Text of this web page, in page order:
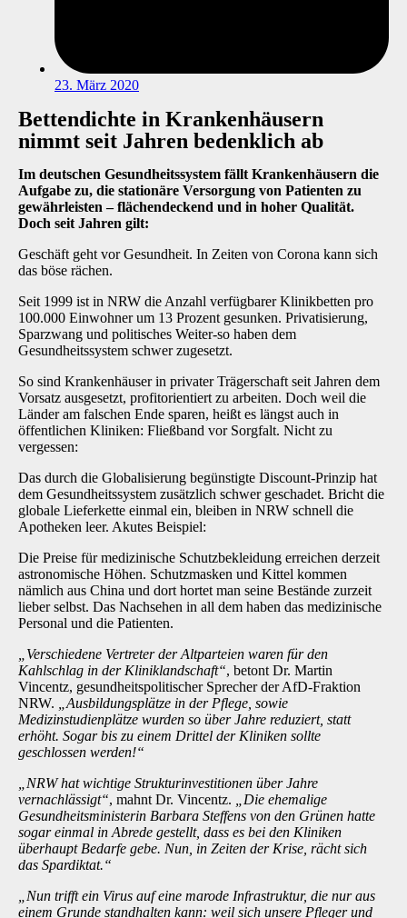
23. März 2020
Bettendichte in Krankenhäusern
nimmt seit Jahren bedenklich ab
Im deutschen Gesundheitssystem fällt Krankenhäusern die
Aufgabe zu, die stationäre Versorgung von Patienten zu
gewährleisten – flächendeckend und in hoher Qualität.
Doch seit Jahren gilt:
Geschäft geht vor Gesundheit. In Zeiten von Corona kann sich
das böse rächen.
Seit 1999 ist in NRW die Anzahl verfügbarer Klinikbetten pro
100.000 Einwohner um 13 Prozent gesunken. Privatisierung,
Sparzwang und politisches Weiter-so haben dem
Gesundheitssystem schwer zugesetzt.
So sind Krankenhäuser in privater Trägerschaft seit Jahren dem
Vorsatz ausgesetzt, profitorientiert zu arbeiten. Doch weil die
Länder am falschen Ende sparen, heißt es längst auch in
öffentlichen Kliniken: Fließband vor Sorgfalt. Nicht zu
vergessen:
Das durch die Globalisierung begünstigte Discount-Prinzip hat
dem Gesundheitssystem zusätzlich schwer geschadet. Bricht die
globale Lieferkette einmal ein, bleiben in NRW schnell die
Apotheken leer. Akutes Beispiel:
Die Preise für medizinische Schutzbekleidung erreichen derzeit
astronomische Höhen. Schutzmasken und Kittel kommen
nämlich aus China und dort hortet man seine Bestände zurzeit
lieber selbst. Das Nachsehen in all dem haben das medizinische
Personal und die Patienten.
„Verschiedene Vertreter der Altparteien waren für den
Kahlschlag in der Kliniklandschaft“, betont Dr. Martin
Vincentz, gesundheitspolitischer Sprecher der AfD-Fraktion
NRW.
„Ausbildungsplätze in der Pflege, sowie
Medizinstudienplätze wurden so über Jahre reduziert, statt
erhöht. Sogar bis zu einem Drittel der Kliniken sollte
geschlossen werden!“
„NRW hat wichtige Strukturinvestitionen über Jahre
vernachlässigt“, mahnt Dr. Vincentz.
„Die ehemalige
Gesundheitsministerin Barbara Steffens von den Grünen hatte
sogar einmal in Abrede gestellt, dass es bei den Kliniken
überhaupt Bedarfe gebe. Nun, in Zeiten der Krise, rächt sich
das Spardiktat.“
„Nun trifft ein Virus auf eine marode Infrastruktur, die nur aus
einem Grunde standhalten kann: weil sich unsere Pfleger und